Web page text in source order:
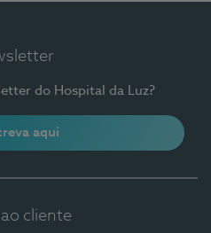
do Hospital da Luz?
aqui
cliente